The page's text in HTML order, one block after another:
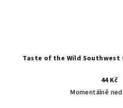
Taste of the Wild Southwest
44 Kč
Momentálně